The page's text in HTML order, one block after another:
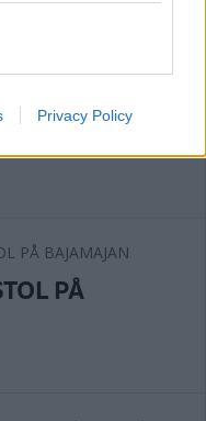
in below Google
Privacy Policy
PÅ